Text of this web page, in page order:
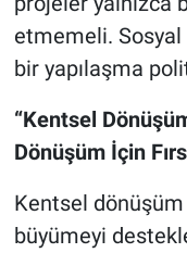
etmemeli. Sosyal
bir yapılaşma
“Kentsel
Dönüşüm İçin
Kentsel
büyümeyi